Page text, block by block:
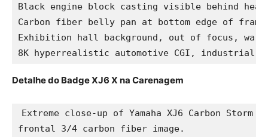
Black engine block casting visible behind
Carbon fiber belly pan at bottom edge of
Exhibition hall background, out of focus,
8K hyperrealistic automotive CGI, industrial
Detalhe do Badge XJ6 X na Carenagem
Extreme close-up of Yamaha XJ6 Carbon
frontal 3/4 carbon fiber image.